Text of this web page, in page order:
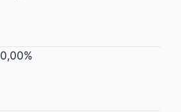
0,00%